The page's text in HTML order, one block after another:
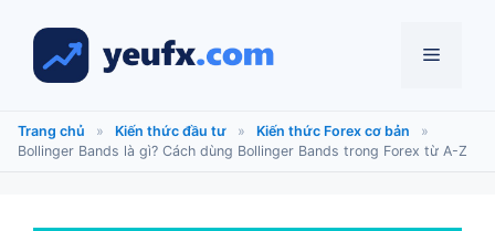
Menu
Trang chủ » Kiến thức đầu tư » Kiến thức Forex cơ bản
»
Bollinger Bands là gì? Cách dùng Bollinger Bands trong Forex từ A-Z